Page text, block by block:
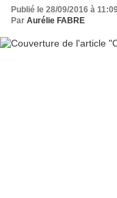
Publié le 28/09/2016 à
Par Aurélie FABRE